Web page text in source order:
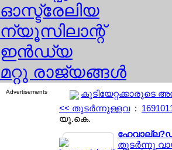
ഓസ്ട്രേലിയ
ന്യൂസിലാന്റ്
ഇന്‍ഡ്യ
മറ്റു രാജ്യങ്ങള്‍
Advertisements
കുടിയേറ്റക്കാരുടെ
<< തുടര്‍ന്നുള്ളവ: 16910
യൂ.കെ.
തുടര്‍ന്നു